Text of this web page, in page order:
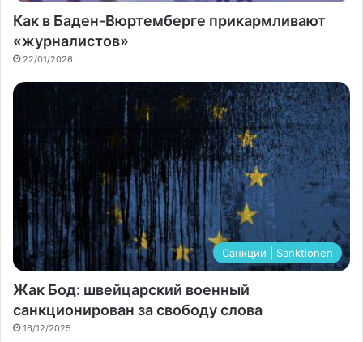
Как в Баден-Вюртемберге прикармливают
«журналистов»
22/01/2026
Санкции | Sanktionen
Жак Бод: швейцарский военный
санкционирован за свободу слова
16/12/2025